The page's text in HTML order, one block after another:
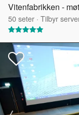
50seter · Tilbyr